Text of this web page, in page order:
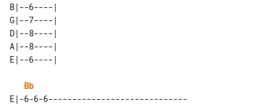
B|--6----|
G|--7----|
D|--8----|
A|--8----|
Bb
E|-6-6-6-----------------------------